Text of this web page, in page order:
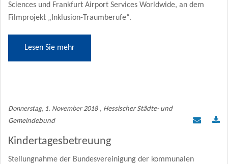
Sciences und Frankfurt Airport Services Worldwide, an dem
Filmprojekt „Inklusion-Traumberufe“.
Lesen Sie mehr
Donnerstag, 1. November 2018 , Hessischer Städte- und
Gemeindebund
Kindertagesbetreuung
Stellungnahme der Bundesvereinigung der kommunalen